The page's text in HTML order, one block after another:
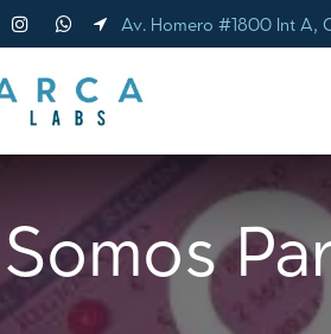
Av. Homero #1800 Int A,
Somos